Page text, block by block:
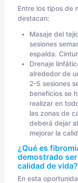
Entre los tipos de
destacan:
Masaje del
sesiones
espalda.
Drenaje
alrededor de
2-5 sesiones
beneficios se
realizar en
las zonas de
deberá dejar
mejorar la
¿Qué es
demostrado
calidad de vida?
En esta